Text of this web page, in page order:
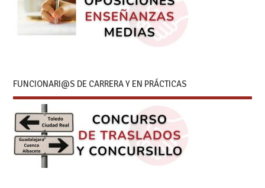
FUNCIONARI@S DE CARRERA Y EN PRÁCTICAS